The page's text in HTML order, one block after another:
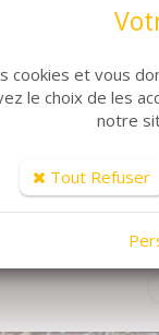
cookies et vous
le choix de les
notre
Tout Refuser